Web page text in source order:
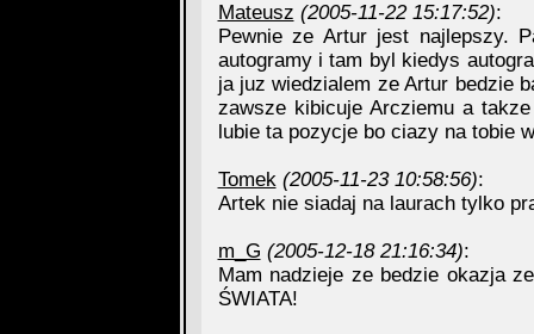
Mateusz (2005-11-22 15:17:52):
Pewnie ze Artur jest najlepszy.
autogramy i tam byl kiedys
ja juz wiedzialem ze Artur bedzie
zawsze kibicuje Arcziemu a
lubie ta pozycje bo ciazy na tobie
Tomek (2005-11-23 10:58:56):
Artek nie siadaj na laurach tylko
m_G (2005-12-18 21:16:34):
Mam nadzieje ze bedzie okazja
ŚWIATA!